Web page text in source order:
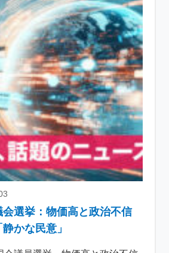
選挙：物価高と政治不信
かな民意」